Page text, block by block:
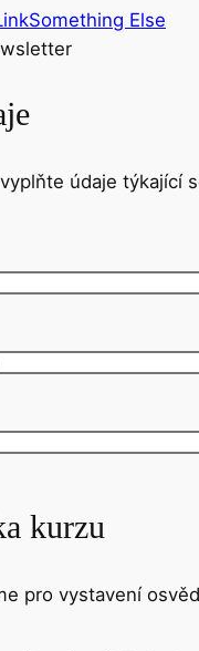
Something Else
údaje týkající
kurzu
pro vystavení